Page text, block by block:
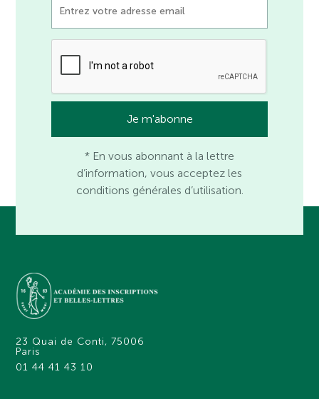
* En vous abonnant à la lettre
d’information, vous acceptez les
conditions générales d’utilisation.
23 Quai de Conti, 75006
Paris
01 44 41 43 10